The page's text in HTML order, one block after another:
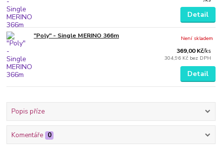
Detail
"Poly" - Single MERINO 366m
369,00 Kč/ks
304,96 Kč bez DPH
Není skladem
Detail
Popis příze
Komentáře 0